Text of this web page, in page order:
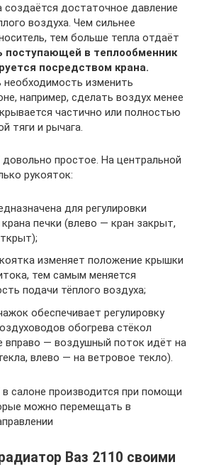
создаётся достаточное давление
воздуха. Чем сильнее
тем больше тепла отдаёт
поступающей в теплообменник
посредством крана.
необходимость изменить
например, сделать воздух менее
частично или полностью
тяги и рычага.
довольно простое. На центральной
рукояток:
для регулировки
печки (влево — кран закрыт,
изменяет положение крышки
тем самым меняется
подачи тёплого воздуха;
обеспечивает регулировку
обогрева стёкол
вправо — воздушный поток идёт на
влево — на ветровое текло).
в салоне производится при помощи
можно перемещать в
Ваз 2110 своими